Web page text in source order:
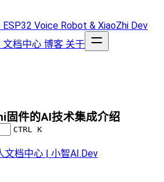
ESP32 Voice Robot & XiaoZhi Dev
文档中心 博客 关于
CTRL K
文档中心 | 小智AI.Dev
固件的AI技术集成介绍